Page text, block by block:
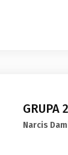
GRUPA
Narcis